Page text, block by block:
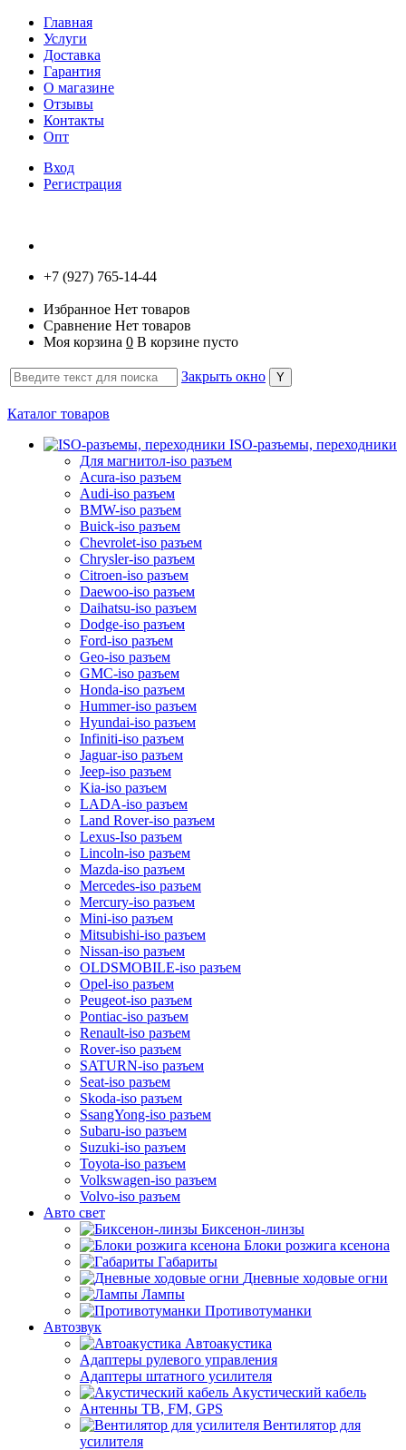
Главная
Услуги
Доставка
Гарантия
О магазине
Отзывы
Контакты
Опт
Вход
Регистрация
+7 (927) 765-14-44
Избранное Нет товаров
Сравнение Нет товаров
Моя корзина 0 В корзине пусто
Закрыть окно
Каталог товаров
ISO-разъемы, переходники
Для магнитол-iso разъем
Acura-iso разъем
Audi-iso разъем
BMW-iso разъем
Buick-iso разъем
Chevrolet-iso разъем
Chrysler-iso разъем
Citroen-iso разъем
Daewoo-iso разъем
Daihatsu-iso разъем
Dodge-iso разъем
Ford-iso разъем
Geo-iso разъем
GMC-iso разъем
Honda-iso разъем
Hummer-iso разъем
Hyundai-iso разъем
Infiniti-iso разъем
Jaguar-iso разъем
Jeep-iso разъем
Kia-iso разъем
LADA-iso разъем
Land Rover-iso разъем
Lexus-Iso разъем
Lincoln-iso разъем
Mazda-iso разъем
Mercedes-iso разъем
Mercury-iso разъем
Mini-iso разъем
Mitsubishi-iso разъем
Nissan-iso разъем
OLDSMOBILE-iso разъем
Opel-iso разъем
Peugeot-iso разъем
Pontiac-iso разъем
Renault-iso разъем
Rover-iso разъем
SATURN-iso разъем
Seat-iso разъем
Skoda-iso разъем
SsangYong-iso разъем
Subaru-iso разъем
Suzuki-iso разъем
Toyota-iso разъем
Volkswagen-iso разъем
Volvo-iso разъем
Авто свет
Биксенон-линзы
Блоки розжига ксенона
Габариты
Дневные ходовые огни
Лампы
Противотуманки
Автозвук
Автоакустика
Адаптеры рулевого управления
Адаптеры штатного усилителя
Акустический кабель
Антенны ТВ, FM, GPS
Вентилятор для
усилителя